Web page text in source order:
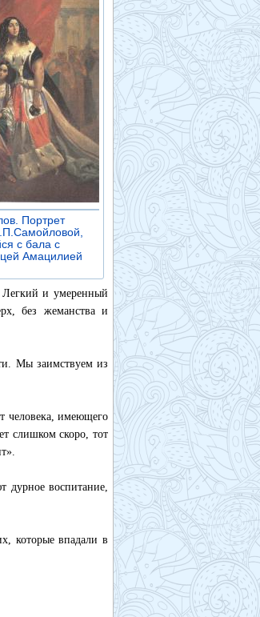
Портрет
с бала с
Амацилией
и умеренный
без жеманства и
Мы заимствуем из
человека, имеющего
слишком скоро, тот
дурное воспитание,
которые впадали в